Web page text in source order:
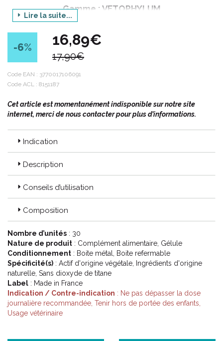
Gamme : VETOPHYLUM
Produit : TONI'PHYL
Conditionnement : 30 gélules
VETOPHYLUM c' est une gamme de 10 aliments
complémentaires à base de plantes pour le bien-être de nos
Utilisation de 34 plantes ou extraits dans les produits parmi
les plus connus et les plus réputés.
Produits fabriqués en France.
Toutes les plantes et les extraits sont à base d' actifs d'
facilite la prise spontanée tant chez le chien que chez le chat
pourtant réputé plus délicat (la gélule peut être ouverte et la
poudre versée directement sur la nourriture).
Les produits ont été formulés et testés par le Dr LEFAY
vétérinaire diplômé de phytothérapie.
obtenir le meilleur de la plante.
Les gélules ne contiennent pas d' oxyde de titane.
Code ACL : 8151187
Code EAN : 3770017106091
Lire la suite...
-6% 16,89€
17,90€
Code EAN : 3770017106091
Code ACL : 8151187
Cet article est momentanément indisponible sur notre site
internet, merci de nous contacter pour plus d’informations.
Indication
Description
Conseils d’utilisation
Composition
Nombre d’unités : 30
Nature de produit : Complément alimentaire, Gélule
Conditionnement : Boite métal, Boite refermable
Spécificité(s) : Actif d'origine végétale, Ingrédients d'origine
naturelle, Sans dioxyde de titane
Label : Made in France
Indication / Contre-indication : Ne pas dépasser la dose
journalière recommandée, Tenir hors de portée des enfants,
Usage vétérinaire